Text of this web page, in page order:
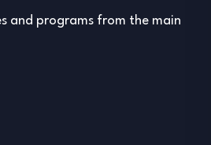
and programs from the main